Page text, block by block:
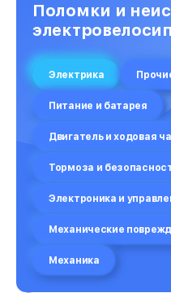
Поломки и
Электрика
Питание и батарея
Двигатель и ходовая
Тормоза и
Электроника и
Механические
Механика